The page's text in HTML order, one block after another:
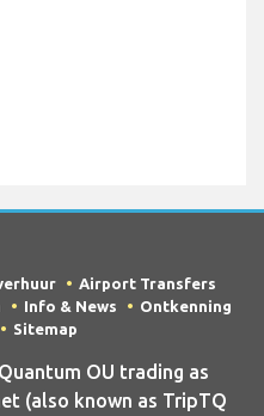
Airport Transfers
Info & News
Ontkenning
Sitemap
OU trading as
(also known as TripTQ